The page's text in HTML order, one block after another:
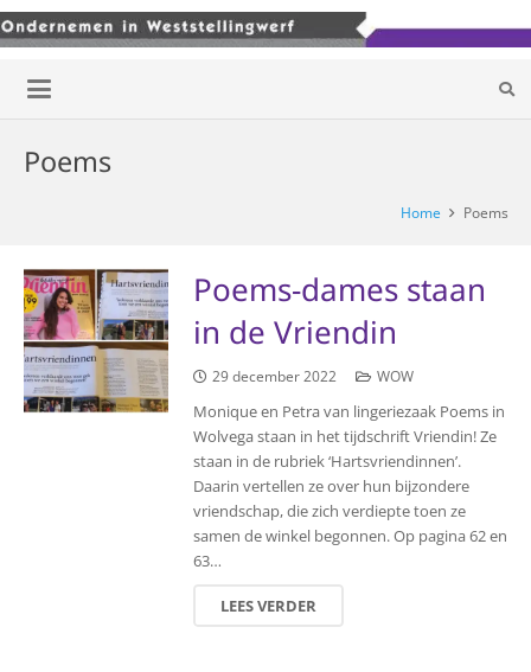
Poems
Home Poems
Poems-dames staan
in de Vriendin
29 december 2022 WOW
Monique en Petra van lingeriezaak Poems in
Wolvega staan in het tijdschrift Vriendin! Ze
staan in de rubriek ‘Hartsvriendinnen’.
Daarin vertellen ze over hun bijzondere
vriendschap, die zich verdiepte toen ze
samen de winkel begonnen. Op pagina 62 en
63…
LEES VERDER